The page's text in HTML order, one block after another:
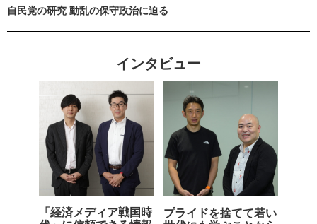
自民党の研究 動乱の保守政治に迫る
インタビュー
「経済メディア戦国時
プライドを捨てて若い